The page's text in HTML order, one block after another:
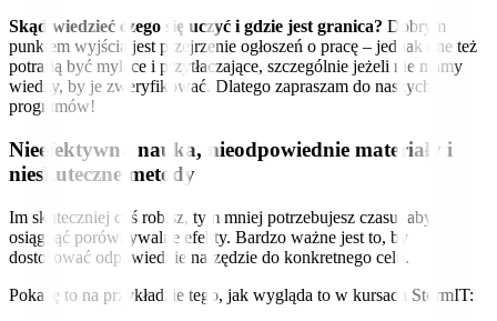
Skąd wiedzieć czego się uczyć i gdzie jest granica? Dobrym
punktem wyjścia jest przejrzenie ogłoszeń o pracę – jednak one też
potrafią być mylące i przytłaczające, szczególnie jeżeli nie mamy
wiedzy, by je zweryfikować. Dlatego zapraszam do naszych
programów!
Nieefektywna nauka, nieodpowiednie materiały i
nieskuteczne metody
Im skuteczniej coś robisz, tym mniej potrzebujesz czasu, aby
osiągnąć porównywalne efekty. Bardzo ważne jest to, by
dostosować odpowiednie narzędzie do konkretnego celu.
Pokażę to na przykładzie tego, jak wygląda to w kursach StormIT: